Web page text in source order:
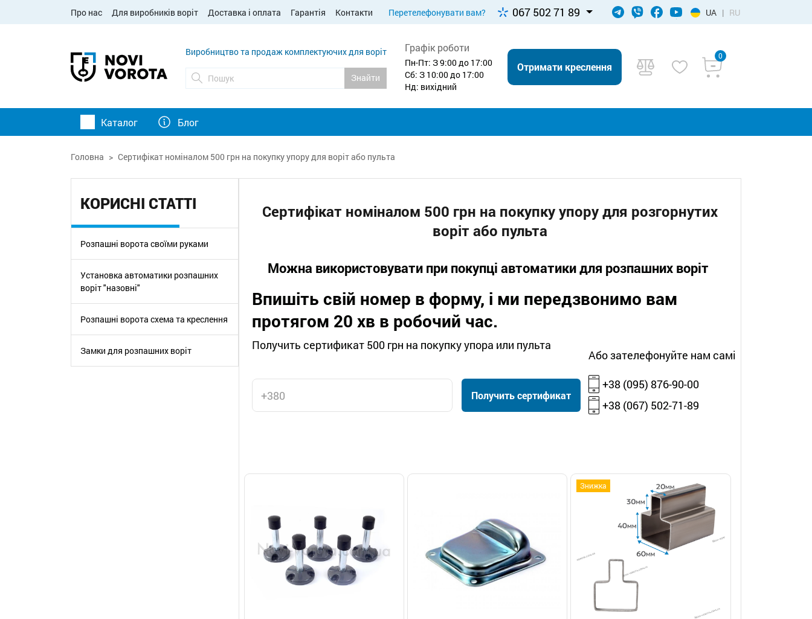
Про нас Для виробників воріт Доставка і оплата Гарантія Контакти Перетелефонувати вам? 067 502 71 89 UA | RU
Виробництво та продаж комплектуючих для воріт
Знайти
Графік роботи
Пн-Пт: З 9:00 до 17:00
Сб: З 10:00 до 17:00
Нд: вихідний
Отримати креслення
0
Каталог Блог
Головна Сертифікат номіналом 500 грн на покупку упору для воріт або пульта
КОРИСНІ СТАТТІ
Розпашні ворота своїми руками
Установка автоматики розпашних
воріт "назовні"
Розпашні ворота схема та креслення
Замки для розпашних воріт
Сертифікат номіналом 500 грн на покупку упору для розгорнутих
воріт або пульта
Можна використовувати при покупці автоматики для розпашних воріт
Впишіть свій номер в форму, і ми передзвонимо вам
протягом 20 хв в робочий час.
Получить сертификат 500 грн на покупку упора или пульта
Або зателефонуйте нам самі
+38 (095) 876-90-00
+38 (067) 502-71-89
Получить сертификат
Знижка